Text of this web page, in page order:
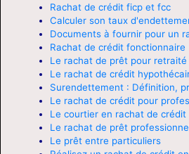
Rachat de crédit ficp et fcc
Calculer son taux
Documents à fournir pour un
Rachat de crédit fonctionnaire
Le rachat de prêt pour retraité
Le rachat de crédit
Surendettement : Définition,
Le rachat de crédit pour
Le courtier en rachat de crédit
Le rachat de prêt
Le prêt entre particuliers